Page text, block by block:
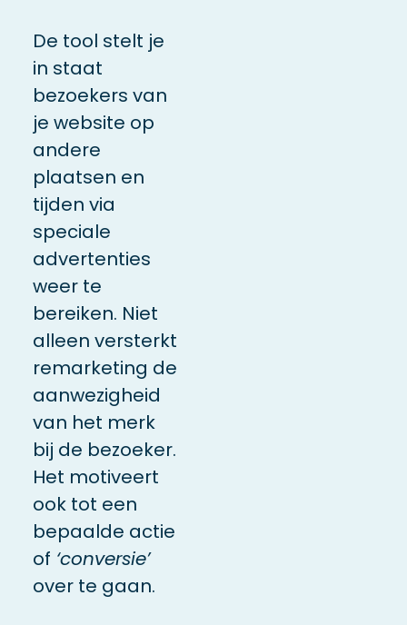
De tool stelt je
in staat
bezoekers van
je website op
andere
plaatsen en
tijden via
speciale
advertenties
weer te
bereiken. Niet
alleen versterkt
remarketing de
aanwezigheid
van het merk
bij de bezoeker.
Het motiveert
ook tot een
bepaalde actie
of ‘conversie’
over te gaan.